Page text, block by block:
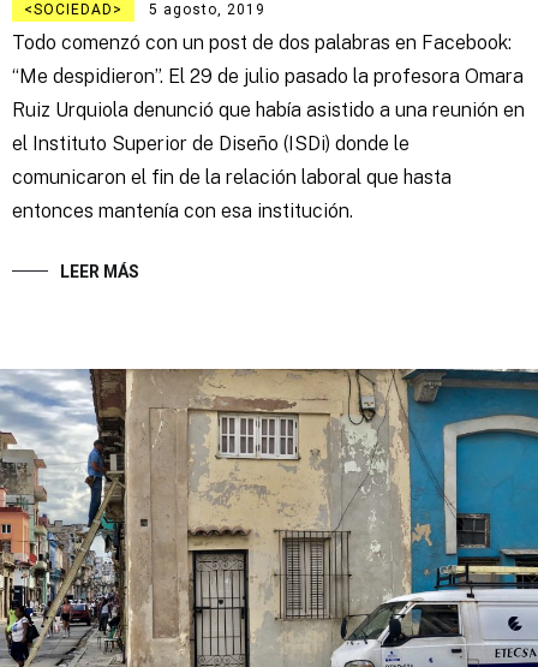
SOCIEDAD 5 agosto, 2019
Todo comenzó con un post de dos palabras en Facebook:
“Me despidieron”. El 29 de julio pasado la profesora Omara
Ruiz Urquiola denunció que había asistido a una reunión en
el Instituto Superior de Diseño (ISDi) donde le
comunicaron el fin de la relación laboral que hasta
entonces mantenía con esa institución.
LEER MÁS